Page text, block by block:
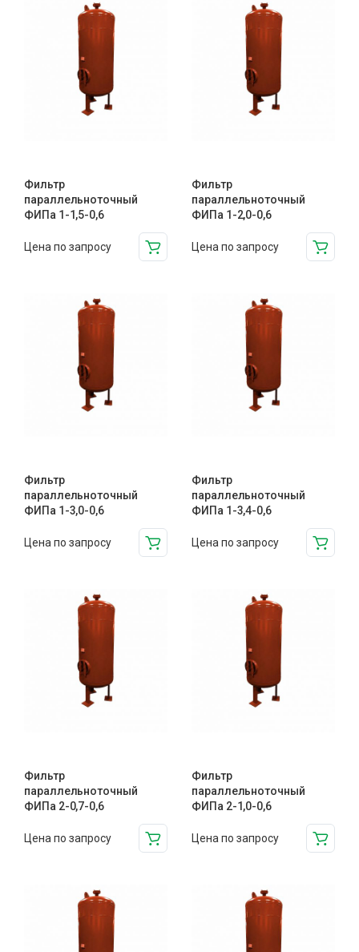
Фильтр
параллельноточный
ФИПа 1-1,5-0,6
Цена по запросу
Фильтр
параллельноточный
ФИПа 1-2,0-0,6
Цена по запросу
Фильтр
параллельноточный
ФИПа 1-3,0-0,6
Цена по запросу
Фильтр
параллельноточный
ФИПа 1-3,4-0,6
Цена по запросу
Фильтр
параллельноточный
ФИПа 2-0,7-0,6
Цена по запросу
Фильтр
параллельноточный
ФИПа 2-1,0-0,6
Цена по запросу